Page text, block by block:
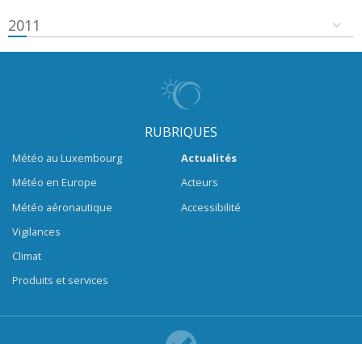
2011
RUBRIQUES
Météo au Luxembourg
Météo en Europe
Météo aéronautique
Vigilances
Climat
Produits et services
Actualités
Acteurs
Accessibilité